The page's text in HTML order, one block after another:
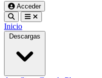
Acceder
Inicio
Descargas